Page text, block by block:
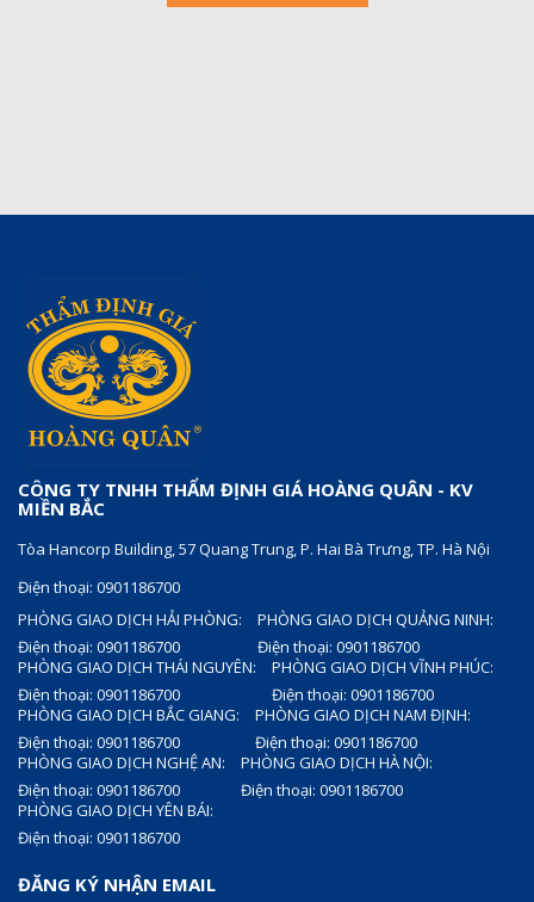
CÔNG TY TNHH THẨM ĐỊNH GIÁ HOÀNG QUÂN - KV
MIỀN BẮC
Tòa Hancorp Building, 57 Quang Trung, P. Hai Bà Trưng, TP. Hà Nội
Điện thoại: 0901186700
PHÒNG GIAO DỊCH HẢI PHÒNG:
Điện thoại: 0901186700
PHÒNG GIAO DỊCH QUẢNG NINH:
Điện thoại: 0901186700
PHÒNG GIAO DỊCH THÁI NGUYÊN:
Điện thoại: 0901186700
PHÒNG GIAO DỊCH VĨNH PHÚC:
Điện thoại: 0901186700
PHÒNG GIAO DỊCH BẮC GIANG:
Điện thoại: 0901186700
PHÒNG GIAO DỊCH NAM ĐỊNH:
Điện thoại: 0901186700
PHÒNG GIAO DỊCH NGHỆ AN:
Điện thoại: 0901186700
PHÒNG GIAO DỊCH HÀ NỘI:
Điện thoại: 0901186700
PHÒNG GIAO DỊCH YÊN BÁI:
Điện thoại: 0901186700
ĐĂNG KÝ NHẬN EMAIL